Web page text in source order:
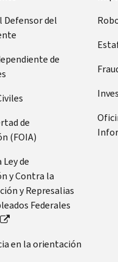
Defensor del
de
de
(FOIA)
de
y Contra la
y Represalias
Federales
en la orientación